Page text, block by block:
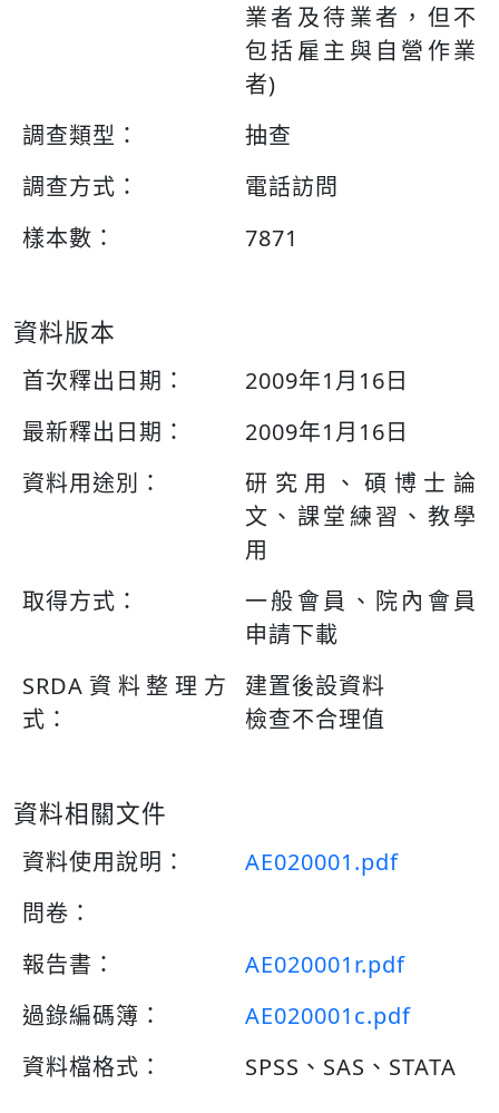
業者及待業者，但不
包括雇主與自營作業
者)
調查類型：
抽查
調查方式：
電話訪問
樣本數：
7871
資料版本
首次釋出日期：
2009年1月16日
最新釋出日期：
2009年1月16日
資料用途別：
研究用、碩博士論
文、課堂練習、教學
用
取得方式：
一般會員、院內會員
申請下載
SRDA資料整理方
式：
建置後設資料
檢查不合理值
資料相關文件
資料使用說明：
AE020001.pdf
問卷：
報告書：
AE020001r.pdf
過錄編碼簿：
AE020001c.pdf
資料檔格式：
SPSS、SAS、STATA